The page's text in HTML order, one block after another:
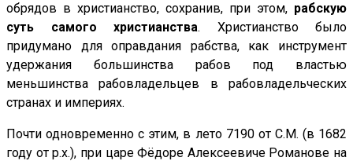
обрядов в христианство, сохранив, при этом, рабскую
суть самого христианства. Христианство было
придумано для оправдания рабства, как инструмент
удержания большинства рабов под властью
меньшинства рабовладельцев в рабовладельческих
странах и империях.
Почти одновременно с этим, в лето 7190 от С.М. (в 1682
году от р.х.), при царе Фёдоре Алексеевиче Романове на